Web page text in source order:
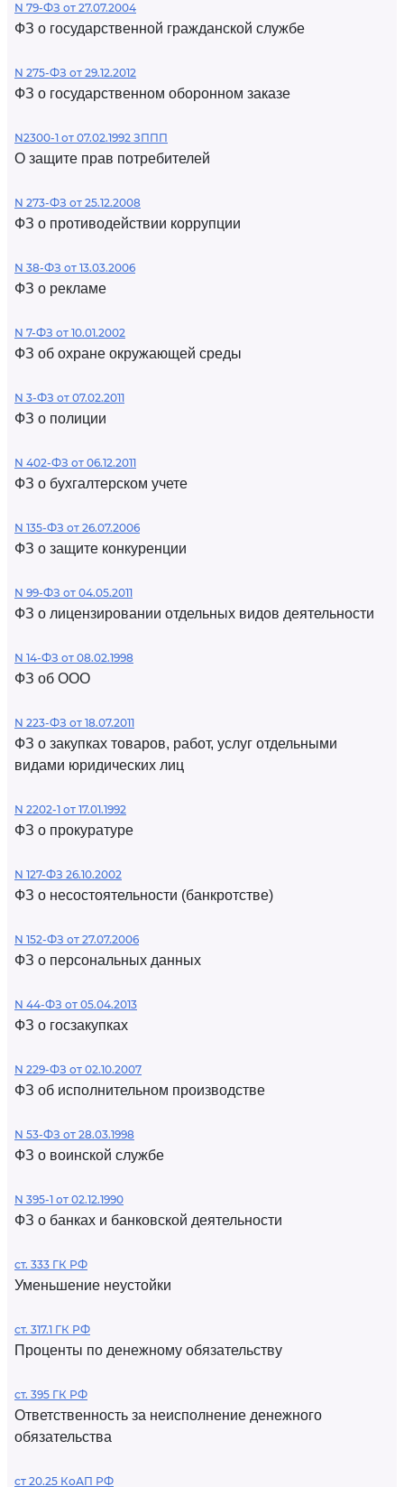
N 79-ФЗ от 27.07.2004
ФЗ о государственной гражданской службе
N 275-ФЗ от 29.12.2012
ФЗ о государственном оборонном заказе
N2300-1 от 07.02.1992 ЗППП
О защите прав потребителей
N 273-ФЗ от 25.12.2008
ФЗ о противодействии коррупции
N 38-ФЗ от 13.03.2006
ФЗ о рекламе
N 7-ФЗ от 10.01.2002
ФЗ об охране окружающей среды
N 3-ФЗ от 07.02.2011
ФЗ о полиции
N 402-ФЗ от 06.12.2011
ФЗ о бухгалтерском учете
N 135-ФЗ от 26.07.2006
ФЗ о защите конкуренции
N 99-ФЗ от 04.05.2011
ФЗ о лицензировании отдельных видов деятельности
N 14-ФЗ от 08.02.1998
ФЗ об ООО
N 223-ФЗ от 18.07.2011
ФЗ о закупках товаров, работ, услуг отдельными
видами юридических лиц
N 2202-1 от 17.01.1992
ФЗ о прокуратуре
N 127-ФЗ 26.10.2002
ФЗ о несостоятельности (банкротстве)
N 152-ФЗ от 27.07.2006
ФЗ о персональных данных
N 44-ФЗ от 05.04.2013
ФЗ о госзакупках
N 229-ФЗ от 02.10.2007
ФЗ об исполнительном производстве
N 53-ФЗ от 28.03.1998
ФЗ о воинской службе
N 395-1 от 02.12.1990
ФЗ о банках и банковской деятельности
ст. 333 ГК РФ
Уменьшение неустойки
ст. 317.1 ГК РФ
Проценты по денежному обязательству
ст. 395 ГК РФ
Ответственность за неисполнение денежного
обязательства
ст 20.25 КоАП РФ